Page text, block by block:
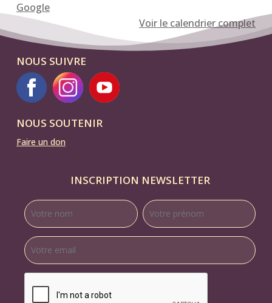
Google
Voir le calendrier complet
NOUS SUIVRE
NOUS SOUTENIR
Faire un don
INSCRIPTION NEWSLETTER